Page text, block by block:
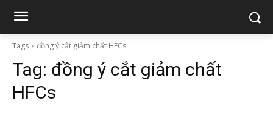
Tags đồng ý cắt giảm chất HFCs
Tag: đồng ý cắt giảm chất
HFCs